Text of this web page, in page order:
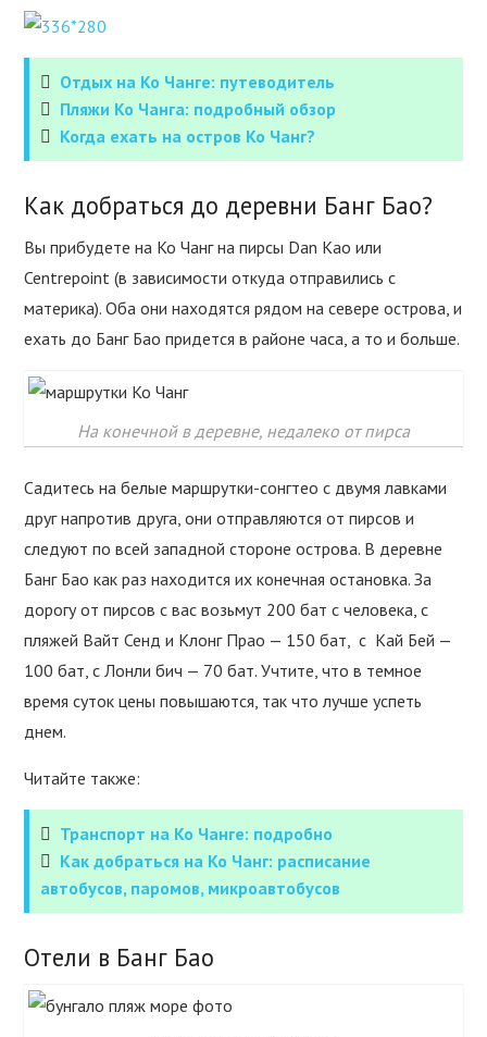
Отдых на Ко Чанге: путеводитель
Пляжи Ко Чанга: подробный обзор
Когда ехать на остров Ко Чанг?
Как добраться до деревни Банг Бао?
Вы прибудете на Ко Чанг на пирсы Dan Kao или
Centrepoint (в зависимости откуда отправились с
материка). Оба они находятся рядом на севере острова, и
ехать до Банг Бао придется в районе часа, а то и больше.
На конечной в деревне, недалеко от пирса
Садитесь на белые маршрутки-сонгтео с двумя лавками
друг напротив друга, они отправляются от пирсов и
следуют по всей западной стороне острова. В деревне
Банг Бао как раз находится их конечная остановка. За
дорогу от пирсов с вас возьмут 200 бат с человека, с
пляжей Вайт Сенд и Клонг Прао — 150 бат, с Кай Бей —
100 бат, с Лонли бич — 70 бат. Учтите, что в темное
время суток цены повышаются, так что лучше успеть
днем.
Читайте также:
Транспорт на Ко Чанге: подробно
Как добраться на Ко Чанг: расписание
автобусов, паромов, микроавтобусов
Отели в Банг Бао